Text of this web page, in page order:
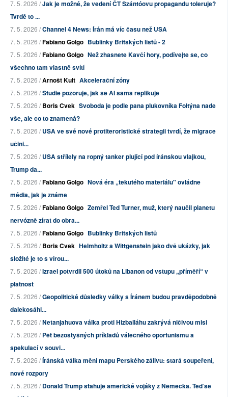
7. 5. 2026 /Jak je možné, že vedení ČT Szántóovu propagandu toleruje?
Tvrdě to ...
7. 5. 2026 /Channel 4 News: Írán má víc času než USA
7. 5. 2026 /Fabiano Golgo Bublinky Britských listů - 2
7. 5. 2026 /Fabiano Golgo Než zhasnete Kavčí hory, podívejte se, co
všechno tam vlastně svítí
7. 5. 2026 /Arnošt Kult Akcelerační zóny
7. 5. 2026 /Studie pozoruje, jak se AI sama replikuje
7. 5. 2026 /Boris Cvek Svoboda je podle pana plukovníka Foltýna nade
vše, ale co to znamená?
7. 5. 2026 /USA ve své nové protiteroristické strategii tvrdí, že migrace
učini...
7. 5. 2026 /USA střílely na ropný tanker plující pod íránskou vlajkou,
Trump da...
7. 5. 2026 /Fabiano Golgo Nová éra „tekutého materiálu" ovládne
média, jak je známe
7. 5. 2026 /Fabiano Golgo Zemřel Ted Turner, muž, který naučil planetu
nervózně zírat do obra...
7. 5. 2026 /Fabiano Golgo Bublinky Britských listů
7. 5. 2026 /Boris Cvek Helmholtz a Wittgenstein jako dvě ukázky, jak
složité je to s vírou...
7. 5. 2026 /Izrael potvrdil 500 útoků na Libanon od vstupu „příměří“ v
platnost
7. 5. 2026 /Geopolitické důsledky války s Íránem budou pravděpodobně
dalekosáhl...
7. 5. 2026 /Netanjahuova válka proti Hizballáhu zakrývá ničivou misi
7. 5. 2026 /Pět bezostyšných příkladů válečného oportunismu a
spekulací v souvi...
7. 5. 2026 /Íránská válka mění mapu Perského zálivu: stará soupeření,
nové rozpory
7. 5. 2026 /Donald Trump stahuje americké vojáky z Německa. Teď se